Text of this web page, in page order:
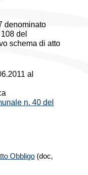
denominato
del
schema di atto
al
n. 40 del
Obbligo (doc,